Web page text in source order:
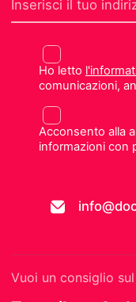
Ho letto
comunicazioni,
Acconsento alla
informazioni con
Vuoi un consiglio